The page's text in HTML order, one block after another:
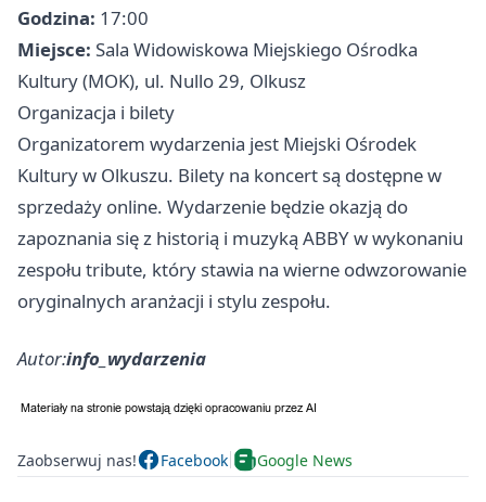
Godzina: 17:00
Miejsce: Sala Widowiskowa Miejskiego Ośrodka
Kultury (MOK), ul. Nullo 29, Olkusz
Organizacja i bilety
Organizatorem wydarzenia jest Miejski Ośrodek
Kultury w Olkuszu. Bilety na koncert są dostępne w
sprzedaży online. Wydarzenie będzie okazją do
zapoznania się z historią i muzyką ABBY w wykonaniu
zespołu tribute, który stawia na wierne odwzorowanie
oryginalnych aranżacji i stylu zespołu.
Autor:info_wydarzenia
Zaobserwuj nas! Facebook Google News